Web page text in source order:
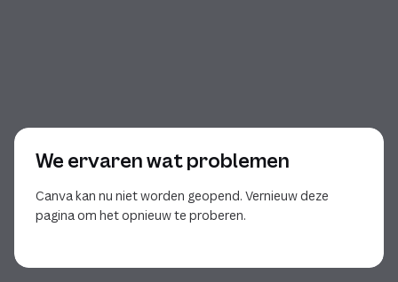
We ervaren wat problemen
Canva kan nu niet worden geopend. Vernieuw deze
pagina om het opnieuw te proberen.